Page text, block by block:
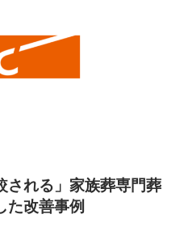
される」家族葬専門葬
た改善事例